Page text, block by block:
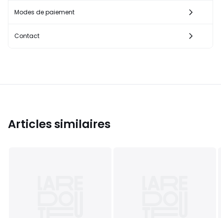
Modes de paiement
Contact
Articles similaires